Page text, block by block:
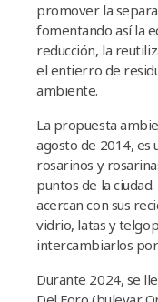
promover la
fomentando así la
reducción, la
el entierro de
ambiente.
La propuesta
agosto de 2014, es
rosarinos y
puntos de la
acercan con sus
vidrio, latas y
intercambiarlos
Durante 2024, se